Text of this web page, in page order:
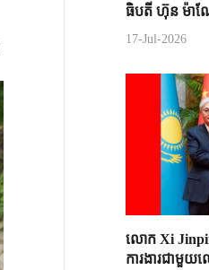
ធិបតី ហ៊ុន ម៉ាណែ
17-Jul-2026
លោក Xi
ការងារជាមួយ​